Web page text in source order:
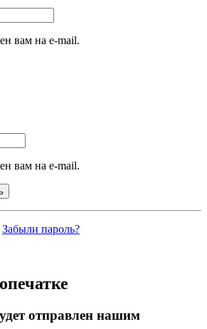
вам на e-mail.
вам на e-mail.
Забыли пароль?
отправлен нашим